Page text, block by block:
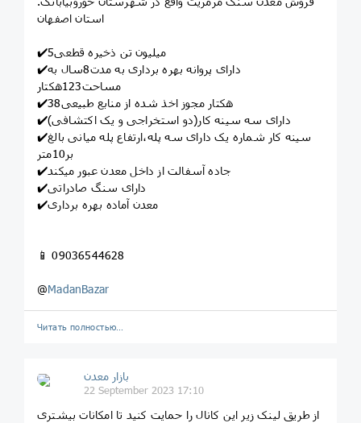
استان اصفهان
✔️5میلیون تن ذخیره قطعی
✔️دارای پروانه بهره برداری به مدت8سال به
مساحت123هکتار
✔️38هکتار مجوز اخذ شده از منابع طبیعی
✔️دارای سه سینه کار(دو استخراجی و یک اکتشافی)
✔️سینه کار شماره یک دارای سه پله،ارتفاع پله میانی بالغ
بر10متر
✔️جاده آسفالت از داخل معدن عبور میکند
✔️دارای سنگ صادراتی
✔️معدن آماده بهره برداری
📱 09036544628
@MadanBazar
Читать полностью…
بازار معدن
22 September 2023 17:10
از طریق لینک زیر این کانال را حمایت کنید تا امکانات بیشتری